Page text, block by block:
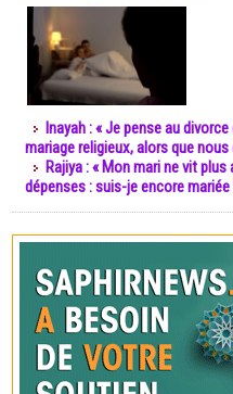
Inayah : « Je pense au
mariage religieux, alors que
Rajiya : « Mon mari ne vit
dépenses : suis-je encore mariée